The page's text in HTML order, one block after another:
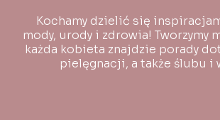
Kochamy dzielić się
mody, urody i zdrowia! Tworzymy
każda kobieta znajdzie porady
pielęgnacji, a także ślubu i